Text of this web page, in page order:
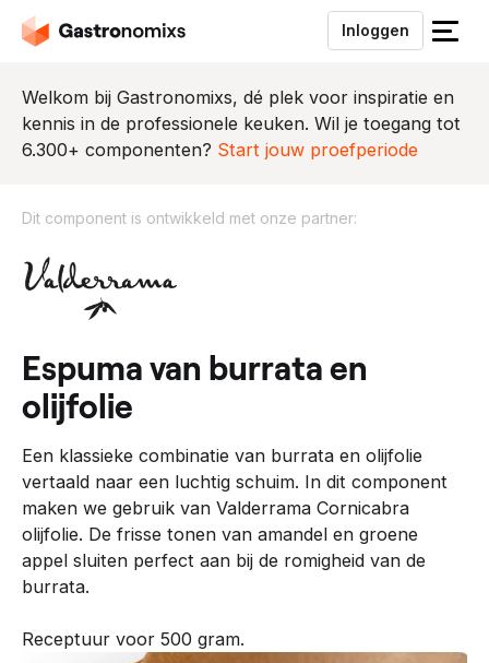
Inloggen
S
u
i
Welkom bij Gastronomixs, dé plek voor inspiratie en
kennis in de professionele keuken. Wil je toegang tot
6.300+ componenten? Start jouw proefperiode
Dit component is ontwikkeld met onze partner:
i
o
m
p
n
e
n
t
i
s
n
espuma van burrata en
olijfolie
Een klassieke combinatie van burrata en olijfolie
vertaald naar een luchtig schuim. In dit component
maken we gebruik van Valderrama Cornicabra
olijfolie. De frisse tonen van amandel en groene
appel sluiten perfect aan bij de romigheid van de
burrata.
Receptuur voor 500 gram.